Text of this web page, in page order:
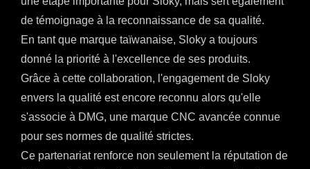
de témoignage à la reconnaissance de sa qualité.
En tant que marque taïwanaise, Sloky a toujours
donné la priorité à l'excellence de ses produits.
Grâce à cette collaboration, l'engagement de Sloky
envers la qualité est encore reconnu alors qu'elle
s'associe à DMG, une marque CNC avancée connue
pour ses normes de qualité strictes.
Ce partenariat renforce non seulement la réputation de